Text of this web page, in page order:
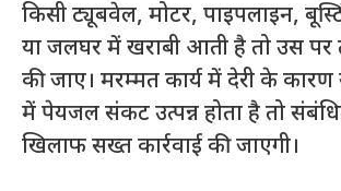
किसी ट्यूबवेल, मोटर, पाइपलाइन,
या जलघर में खराबी आती है तो उस पर
की जाए। मरम्मत कार्य में देरी के कारण
में पेयजल संकट उत्पन्न होता है तो
खिलाफ सख्त कार्रवाई की जाएगी।